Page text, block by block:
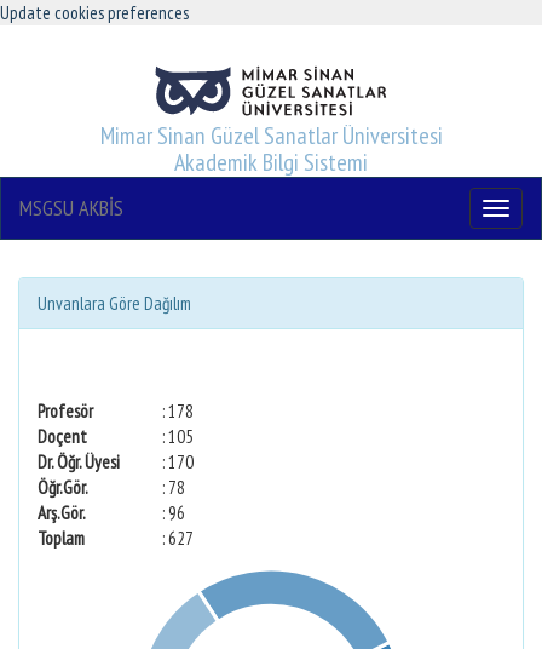
Update cookies preferences
Mimar Sinan Güzel Sanatlar Üniversitesi
Akademik Bilgi Sistemi
Menu
MSGSU AKBİS
Unvanlara Göre Dağılım
Profesör
: 178
Doçent
: 105
Dr. Öğr. Üyesi
: 170
Öğr.Gör.
: 78
Arş.Gör.
: 96
Toplam
: 627